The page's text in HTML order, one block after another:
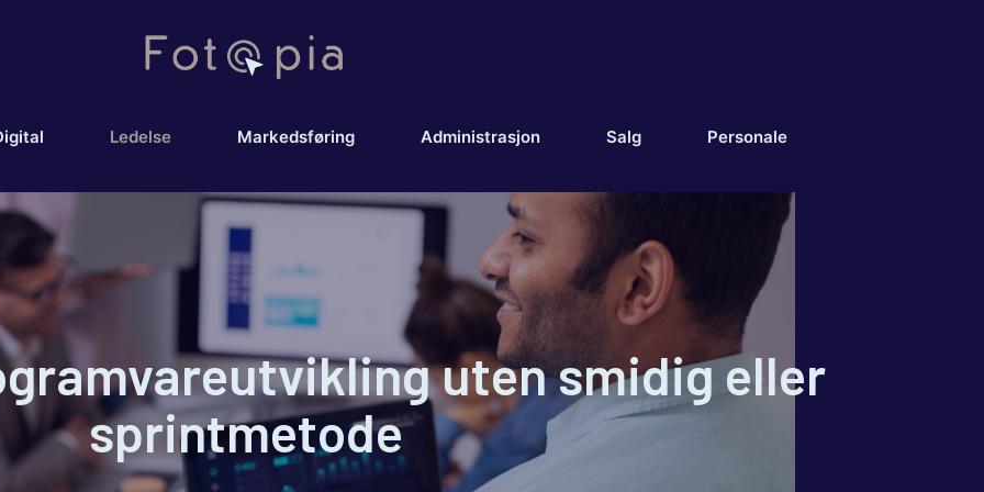
Ledelse Markedsføring Administrasjon Salg Personale
uten smidig eller
sprintmetode